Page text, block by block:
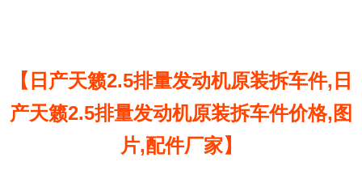
【日产天籁2.5排量发动机原装拆车件,日
产天籁2.5排量发动机原装拆车件价格,图
片,配件厂家】